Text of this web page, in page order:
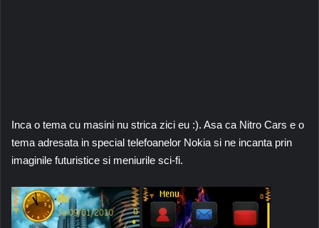
Inca o tema cu masini nu strica zici eu :). Asa ca Nitro Cars e o
tema adresata in special telefoanelor Nokia si ne incanta prin
imaginile futuristice si meniurile sci-fi.